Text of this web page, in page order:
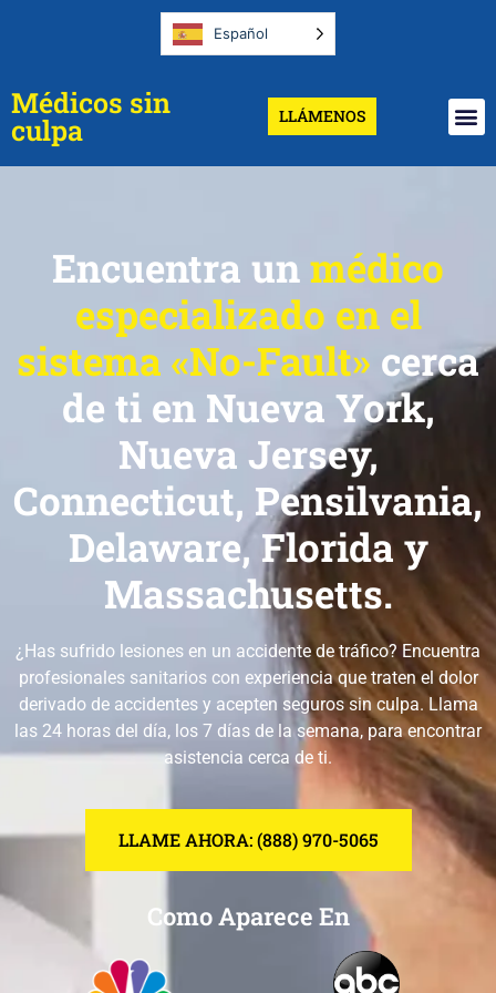
Español
Médicos sin
culpa LLÁMENOS
Encuentra unmédico
especializado en el
sistema «No-Fault» cerca
de ti en Nueva York,
Nueva Jersey,
Connecticut, Pensilvania,
Delaware, Florida y
Massachusetts.
¿Has sufrido lesiones en un accidente de tráfico? Encuentra
profesionales sanitarios con experiencia que traten el dolor
derivado de accidentes y acepten seguros sin culpa. Llama
las 24 horas del día, los 7 días de la semana, para encontrar
asistencia cerca de ti.
LLAME AHORA: (888) 970-5065
Como Aparece En